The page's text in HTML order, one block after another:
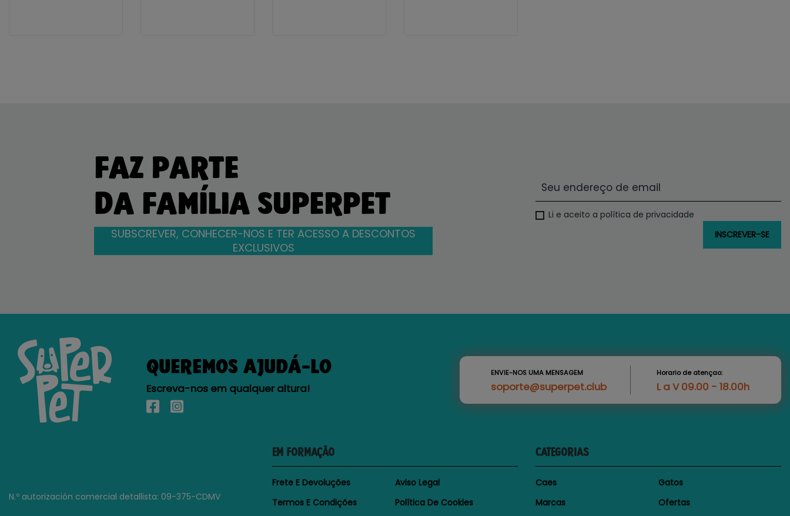
FAZ PARTE
DA FAMÍLIA SUPERPET
SUBSCREVER, CONHECER-NOS E TER ACESSO A DESCONTOS
EXCLUSIVOS
Li e aceito a política de privacidade
QUEREMOS AJUDÁ-LO
Escreva-nos em qualquer altura!
ENVIE-NOS UMA MENSAGEM
soporte@superpet.club
Horario de atençao:
L a V 09.00 - 18.00h
N.º autorización comercial detallista: 09-375-CDMV
EM FORMAÇÃO
Frete E Devoluções
Aviso Legal
Termos E Condições
Política De Cookies
CATEGORIAS
Caes
Gatos
Marcas
Ofertas